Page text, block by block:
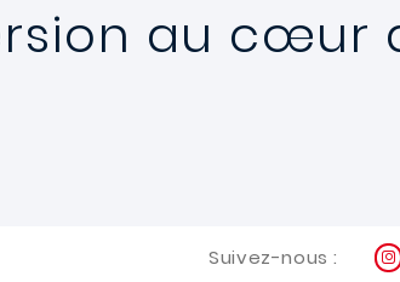
au cœur
Suivez-nous :